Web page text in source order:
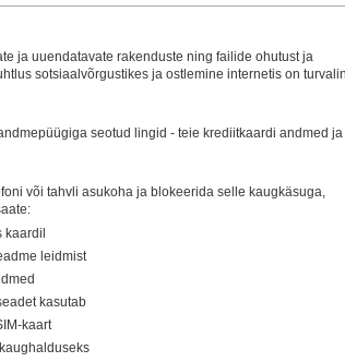
ja uuendatavate rakenduste ning failide ohutust ja
sotsiaalvõrgustikes ja ostlemine internetis on
seotud lingid - teie krediitkaardi andmed ja
või tahvli asukoha ja blokeerida selle kaugkäsuga,
kaardil
leidmist
kasutab
kaart